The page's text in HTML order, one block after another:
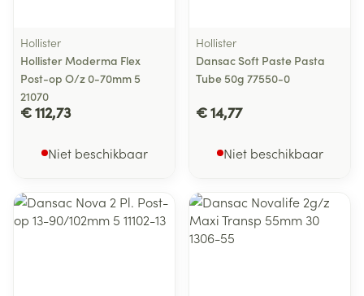
Hollister
Hollister Moderma Flex
Post-op O/z 0-70mm 5
21070
€ 112,73
Niet beschikbaar
Hollister
Dansac Soft Paste Pasta
Tube 50g 77550-0
€ 14,77
Niet beschikbaar